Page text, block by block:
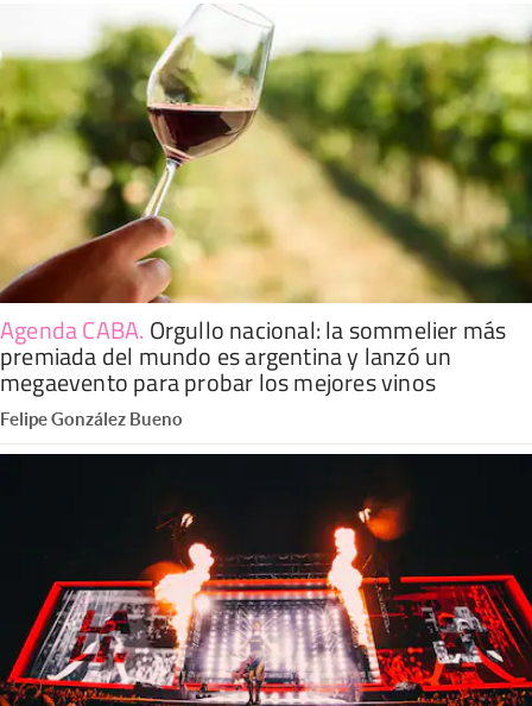
Agenda CABA. Orgullo nacional: la sommelier más
premiada del mundo es argentina y lanzó un
megaevento para probar los mejores vinos
Felipe González Bueno